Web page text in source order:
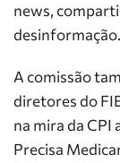
news,
desinformação.
A comissão
diretores do
na mira da CPI
Precisa